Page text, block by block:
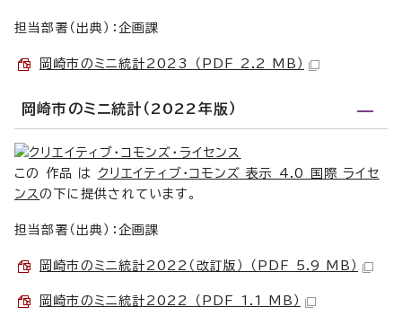
担当部署（出典）：企画課
岡崎市のミニ統計2023 （PDF 2.2 MB）
岡崎市のミニ統計（2022年版）
この 作品 は クリエイティブ・コモンズ 表示 4.0 国際 ライセ
ンスの下に提供されています。
担当部署（出典）：企画課
岡崎市のミニ統計2022（改訂版） （PDF 5.9 MB）
岡崎市のミニ統計2022 （PDF 1.1 MB）